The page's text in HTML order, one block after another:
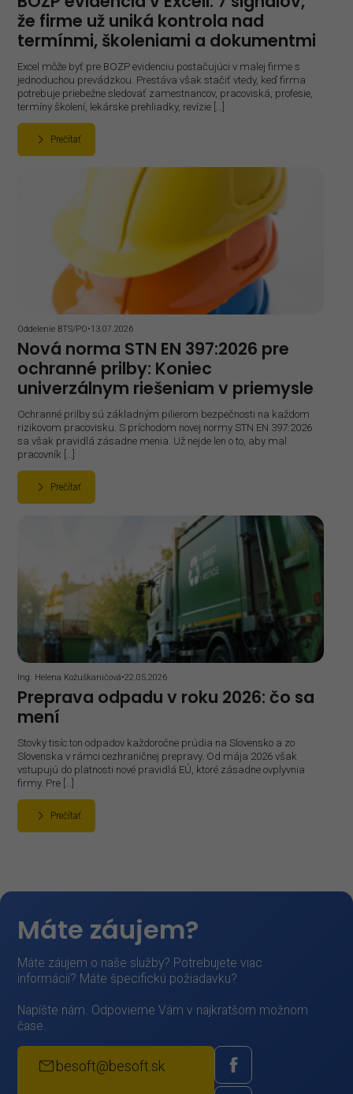
že firme už uniká kontrola nad
termínmi, školeniami a dokumentmi
Excel môže byť pre BOZP evidenciu postačujúci v malej firme s
jednoduchou prevádzkou. Prestáva však stačiť vtedy, keď firma
potrebuje priebežne sledovať zamestnancov, pracoviská, profesie,
termíny školení, lekárske prehliadky, revízie […]
Prečítať
Oddelenie BTS/PO•13.07.2026
Nová norma STN EN 397:2026 pre
ochranné prilby: Koniec
univerzálnym riešeniam v priemysle
Ochranné prilby sú základným pilierom bezpečnosti na každom
rizikovom pracovisku. S príchodom novej normy STN EN 397:2026
sa však pravidlá zásadne menia. Už nejde len o to, aby mal
pracovník […]
Prečítať
Ing. Helena Kožuškaničová•22.05.2026
Preprava odpadu v roku 2026: čo sa
mení
Stovky tisíc ton odpadov každoročne prúdia na Slovensko a zo
Slovenska v rámci cezhraničnej prepravy. Od mája 2026 však
vstupujú do platnosti nové pravidlá EÚ, ktoré zásadne ovplyvnia
firmy. Pre […]
Prečítať
Máte záujem?
Máte záujem o naše služby? Potrebujete viac
informácií? Máte špecifickú požiadavku?
Napíšte nám. Odpovieme Vám v najkratšom možnom
čase.
besoft@besoft.sk